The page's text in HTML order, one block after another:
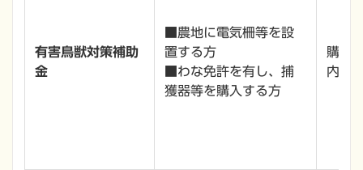
有害鳥獣対策補助
金
■農地に電気柵等を設
置する方
■わな免許を有し、捕
獲器等を購入する方
購入
内